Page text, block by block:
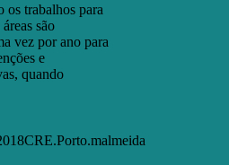
trabalhos para
são
vez por ano para
e
quando